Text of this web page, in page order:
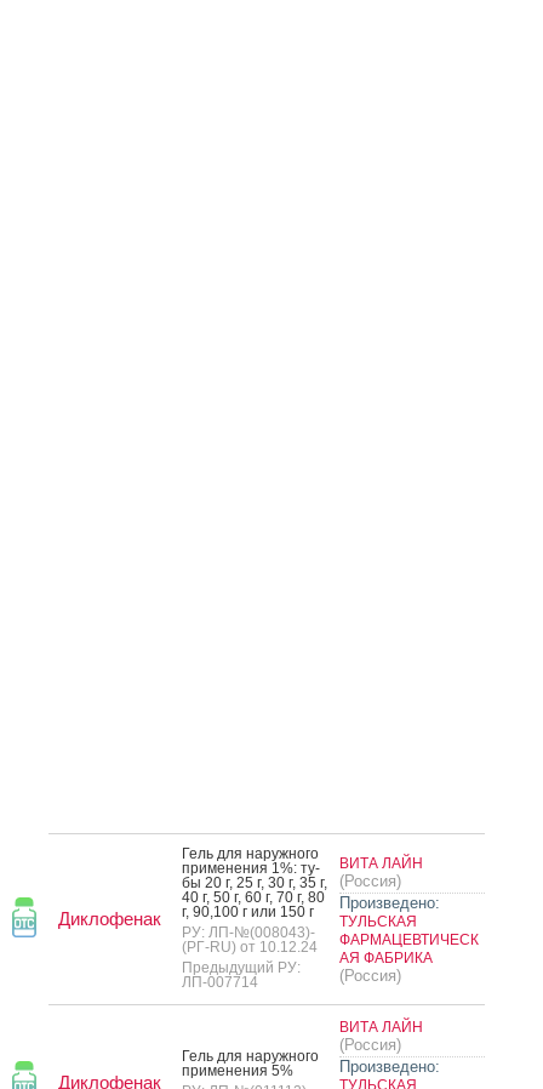
Диклофенак
Гель для на­руж­но­го
при­мене­ния 1%: ту­
бы 20 г, 25 г, 30 г, 35 г,
40 г, 50 г, 60 г, 70 г, 80
г, 90,100 г или 150 г
РУ: ЛП-№(008043)-
(РГ-RU) от 10.12.24
Предыдущий РУ:
ЛП-007714
ВИТА ЛАЙН
(Россия)
Произведено:
ТУЛЬСКАЯ
ФАРМАЦЕВТИЧЕСК
АЯ ФАБРИКА
(Россия)
Диклофенак
Гель для на­руж­но­го
при­мене­ния 5%
ВИТА ЛАЙН
(Россия)
Произведено:
ТУЛЬСКАЯ